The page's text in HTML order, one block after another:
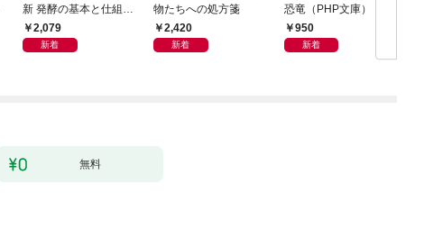
新 発酵の基本と仕組み
［第2版］
2,079
新着
物たちへの処方箋
2,420
新着
恐竜（PHP文庫）
950
新着
無料